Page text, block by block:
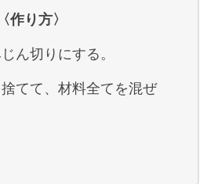
〈作り方〉
ん切りにする。
てて、材料全てを混ぜ